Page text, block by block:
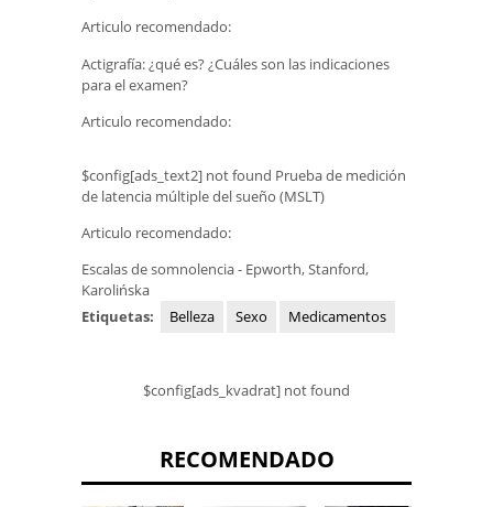
Articulo recomendado:
Actigrafía: ¿qué es? ¿Cuáles son las indicaciones
para el examen?
Articulo recomendado:
$config[ads_text2] not found Prueba de medición
de latencia múltiple del sueño (MSLT)
Articulo recomendado:
Escalas de somnolencia - Epworth, Stanford,
Karolińska
Etiquetas:
Belleza Sexo Medicamentos
$config[ads_kvadrat] not found
RECOMENDADO